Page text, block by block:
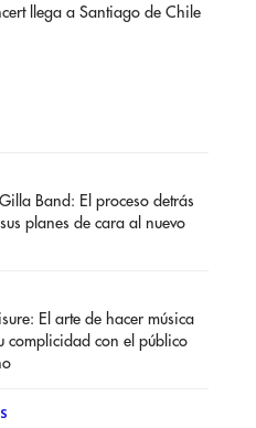
llega a Santiago de Chile
Band: El proceso detrás
planes de cara al nuevo
El arte de hacer música
complicidad con el público